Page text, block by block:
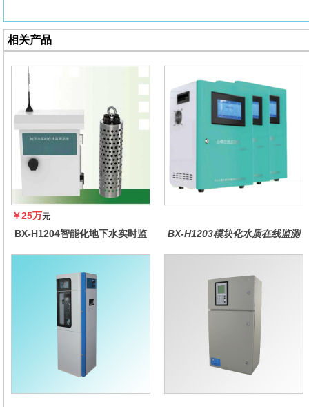
相关产品
￥25万元
BX-H1204智能化地下水实时监
BX-H1203模块化水质在线监测